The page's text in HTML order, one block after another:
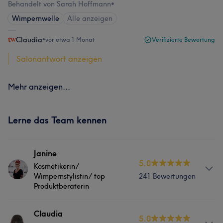
Behandelt von Sarah Hoffmann•
Wimpernwelle
Alle anzeigen
Claudia•vor etwa 1 Monat Verifizierte Bewertung
Salonantwort anzeigen
Mehr anzeigen...
Lerne das Team kennen
Janine
Kosmetikerin/
Wimpernstylistin/ top
Produktberaterin
5.0
241 Bewertungen
Info
Claudia 5.0